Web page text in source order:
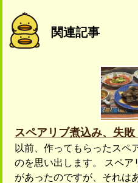
関連記事
スペアリブ煮込み、失敗
以前、作ってもらったスペ
のを思い出します。 スペア
があったのですが、それは